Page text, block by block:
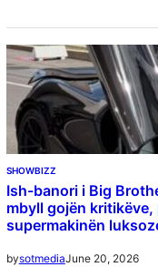
SHOWBIZZ
Ish-banori i Big
mbyll gojën
supermakinën
bysotmediaJune 20, 2026